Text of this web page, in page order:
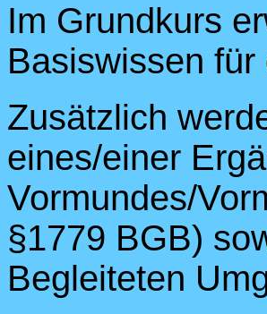
Im Grundkurs
Basiswissen
Zusätzlich
eines/einer
Vormundes/
§1779 BGB)
Begleiteten